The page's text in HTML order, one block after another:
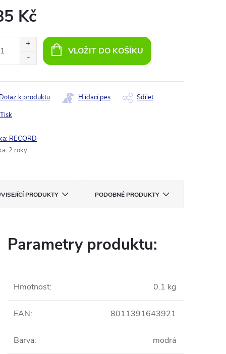
Kč
VLOŽIT DO KOŠÍKU
Tisk
Dotaz k produktu Hlídací pes Sdílet
RECORD
: 2 roky
PRODUKTY PODOBNÉ PRODUKTY
Parametry produktu:
Hmotnost: 0.1 kg
EAN: 8011391643921
Barva: modrá